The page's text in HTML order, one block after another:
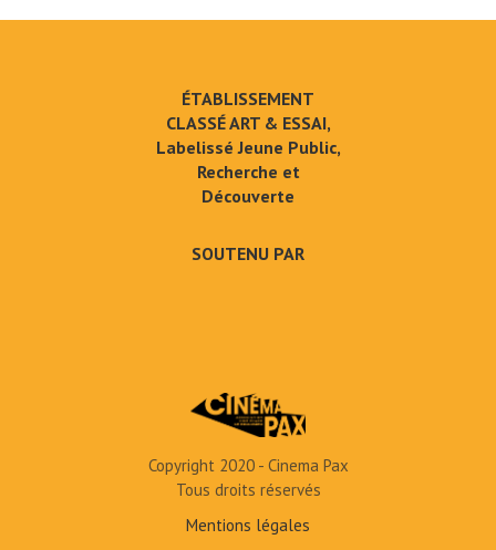
ÉTABLISSEMENT
CLASSÉ ART & ESSAI,
Labelissé Jeune Public,
Recherche et
Découverte
SOUTENU PAR
Copyright 2020 - Cinema Pax
Tous droits réservés
Mentions légales